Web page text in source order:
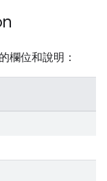
欄位和說明：